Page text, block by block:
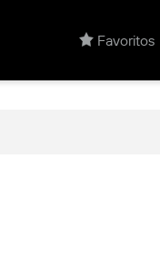
Favoritos